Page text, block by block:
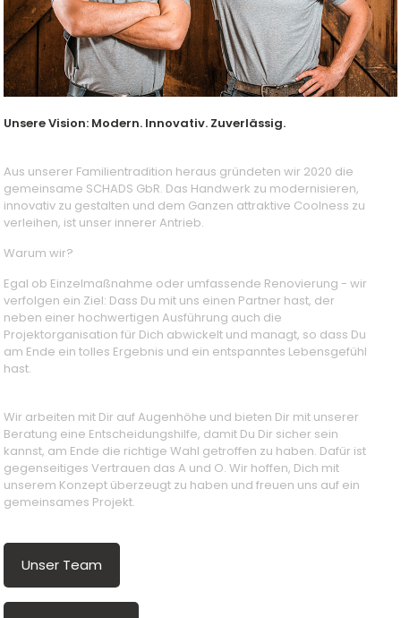
Unsere Vision: Modern. Innovativ. Zuverlässig.
Aus unserer Familientradition heraus gründeten wir 2020 die
gemeinsame SCHADS GbR. Das Handwerk zu modernisieren,
innovativ zu gestalten und dem Ganzen attraktive Coolness zu
verleihen, ist unser innerer Antrieb.
Warum wir?
Egal ob Einzelmaßnahme oder umfassende Renovierung - wir
verfolgen ein Ziel: Dass Du mit uns einen Partner hast, der
neben einer hochwertigen Ausführung auch die
Projektorganisation für Dich abwickelt und managt, so dass Du
am Ende ein tolles Ergebnis und ein entspanntes Lebensgefühl
hast.
Wir arbeiten mit Dir auf Augenhöhe und bieten Dir mit unserer
Beratung eine Entscheidungshilfe, damit Du Dir sicher sein
kannst, am Ende die richtige Wahl getroffen zu haben. Dafür ist
gegenseitiges Vertrauen das A und O. Wir hoffen, Dich mit
unserem Konzept überzeugt zu haben und freuen uns auf ein
gemeinsames Projekt.
Unser Team